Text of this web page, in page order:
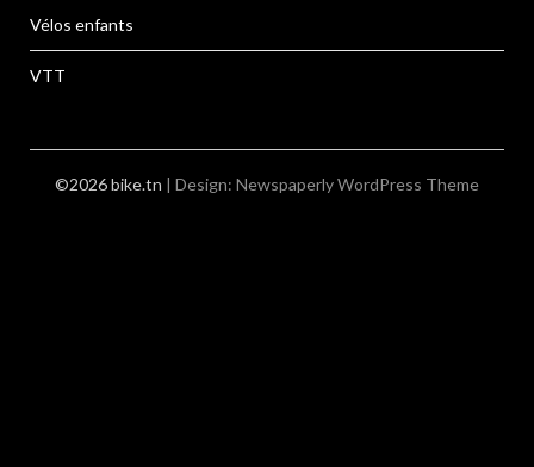
Vélos enfants
VTT
©2026 bike.tn | Design: Newspaperly WordPress Theme